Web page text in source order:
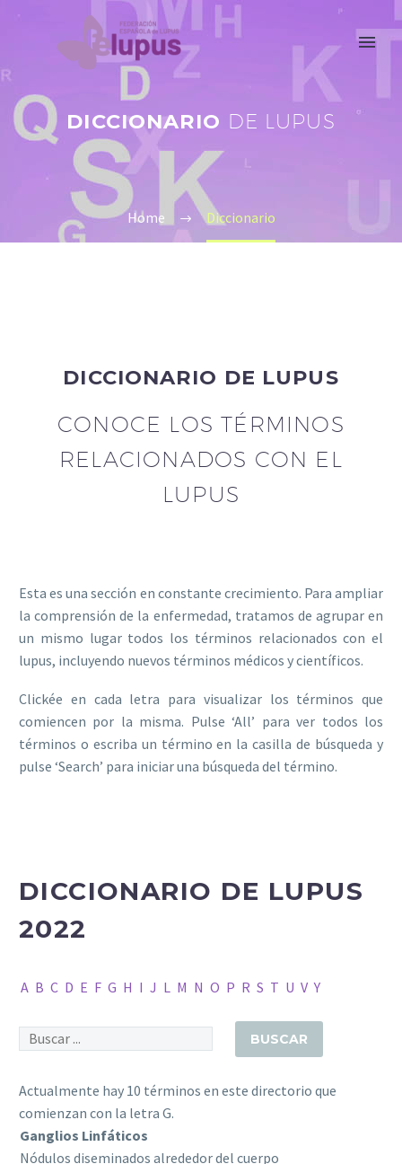
DICCIONARIO DE LUPUS
Home Diccionario
DICCIONARIO DE LUPUS
CONOCE LOS TÉRMINOS
RELACIONADOS CON EL
LUPUS
Esta es una sección en constante crecimiento. Para ampliar
la comprensión de la enfermedad, tratamos de agrupar en
un mismo lugar todos los términos relacionados con el
lupus, incluyendo nuevos términos médicos y científicos.
Clickée en cada letra para visualizar los términos que
comiencen por la misma. Pulse ‘All’ para ver todos los
términos o escriba un término en la casilla de búsqueda y
pulse ‘Search’ para iniciar una búsqueda del término.
DICCIONARIO DE LUPUS
2022
A B C D E F G H I J L M N O P R S T U V Y
Actualmente hay 10 términos en este directorio que
comienzan con la letra G.
Ganglios Linfáticos
Nódulos diseminados alrededor del cuerpo